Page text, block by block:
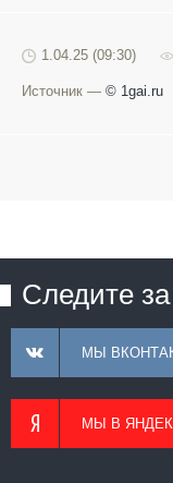
1.04.25 (09:30)
Источник — © 1gai.ru
Следите
МЫ
МЫ В